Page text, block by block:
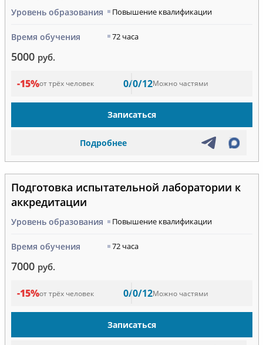
Уровень образования Повышение квалификации
Время обучения 72 часа
5000 руб.
-15%от трёх человек 0/0/12Можно частями
Записаться
Подробнее
Подготовка испытательной лаборатории к
аккредитации
Уровень образования Повышение квалификации
Время обучения 72 часа
7000 руб.
-15%от трёх человек 0/0/12Можно частями
Записаться